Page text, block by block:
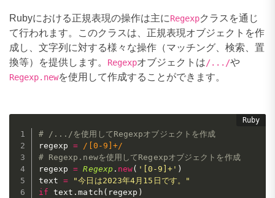
Rubyにおける正規表現の操作は主にRegexpクラスを通じ
て行われます。このクラスは、正規表現オブジェクトを作
成し、文字列に対する様々な操作（マッチング、検索、置
換等）を提供します。 Regexpオブジェクトは/.../や
Regexp.newを使用して作成することができます。
# /.../を使用してRegexpオブジェクトを作成
regexp =
/[0-9]+/
# Regexp.newを使用してRegexpオブジェクトを作成
regexp = Regexp . new( '[0-9]+' )
text =
"今日は2023年4月15日です。"
if text .match ( regexp )